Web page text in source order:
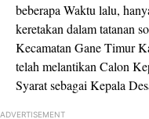
beberapa Waktu lalu,
keretakan dalam tatanan
Kecamatan Gane Timur
telah melantikan Calon
Syarat sebagai Kepala
ADVERTISEMENT